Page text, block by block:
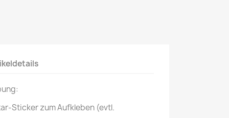
Sticker zum Aufkleben (evtl.